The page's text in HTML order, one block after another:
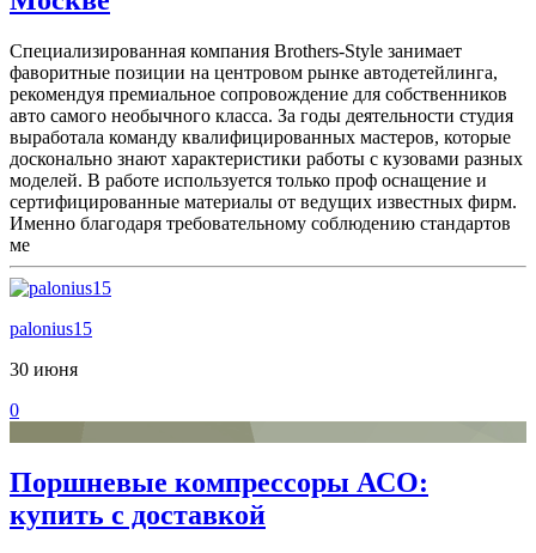
Специализированная компания Brothers-Style занимает
фаворитные позиции на центровом рынке автодетейлинга,
рекомендуя премиальное сопровождение для собственников
авто самого необычного класса. За годы деятельности студия
выработала команду квалифицированных мастеров, которые
досконально знают характеристики работы с кузовами разных
моделей. В работе используется только проф оснащение и
сертифицированные материалы от ведущих известных фирм.
Именно благодаря требовательному соблюдению стандартов
ме
palonius15
30 июня
0
Поршневые компрессоры АСО:
купить с доставкой